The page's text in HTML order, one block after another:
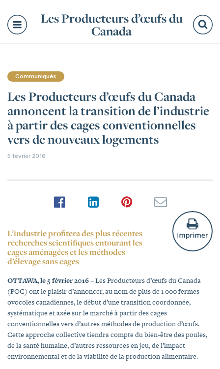
Les Producteurs d’œufs du
Canada
Communiqués
Les Producteurs d’œufs du Canada
annoncent la transition de l’industrie
à partir des cages conventionnelles
vers de nouveaux logements
5 février 2016
L’industrie profitera des plus récentes
recherches scientifiques entourant les
cages aménagées et les méthodes
d’élevage sans cages
OTTAWA, le 5 février 2016– Les Producteurs d’œufs du Canada
(POC) ont le plaisir d’annoncer, au nom de plus de 1 000 fermes
ovocoles canadiennes, le début d’une transition coordonnée,
systématique et axée sur le marché à partir des cages
conventionnelles vers d’autres méthodes de production d’œufs.
Cette approche collective tiendra compte du bien-être des poules,
de la santé humaine, d’autres ressources en jeu, de l’impact
environnemental et de la viabilité de la production alimentaire.